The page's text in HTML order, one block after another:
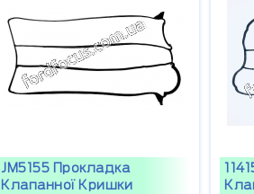
JM5155 Прокладка
Клапанної Кришки